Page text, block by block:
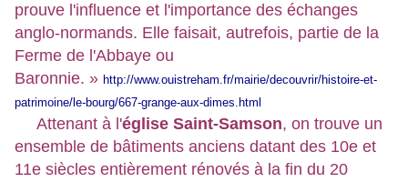
prouve l'influence et l'importance des échanges
anglo-normands. Elle faisait, autrefois, partie de la
Ferme de l'Abbaye ou
Baronnie. » http://www.ouistreham.fr/mairie/decouvrir/histoire-et-
patrimoine/le-bourg/667-grange-aux-dimes.html
Attenant à l'église Saint-Samson, on trouve un
ensemble de bâtiments anciens datant des 10e et
11e siècles entièrement rénovés à la fin du 20